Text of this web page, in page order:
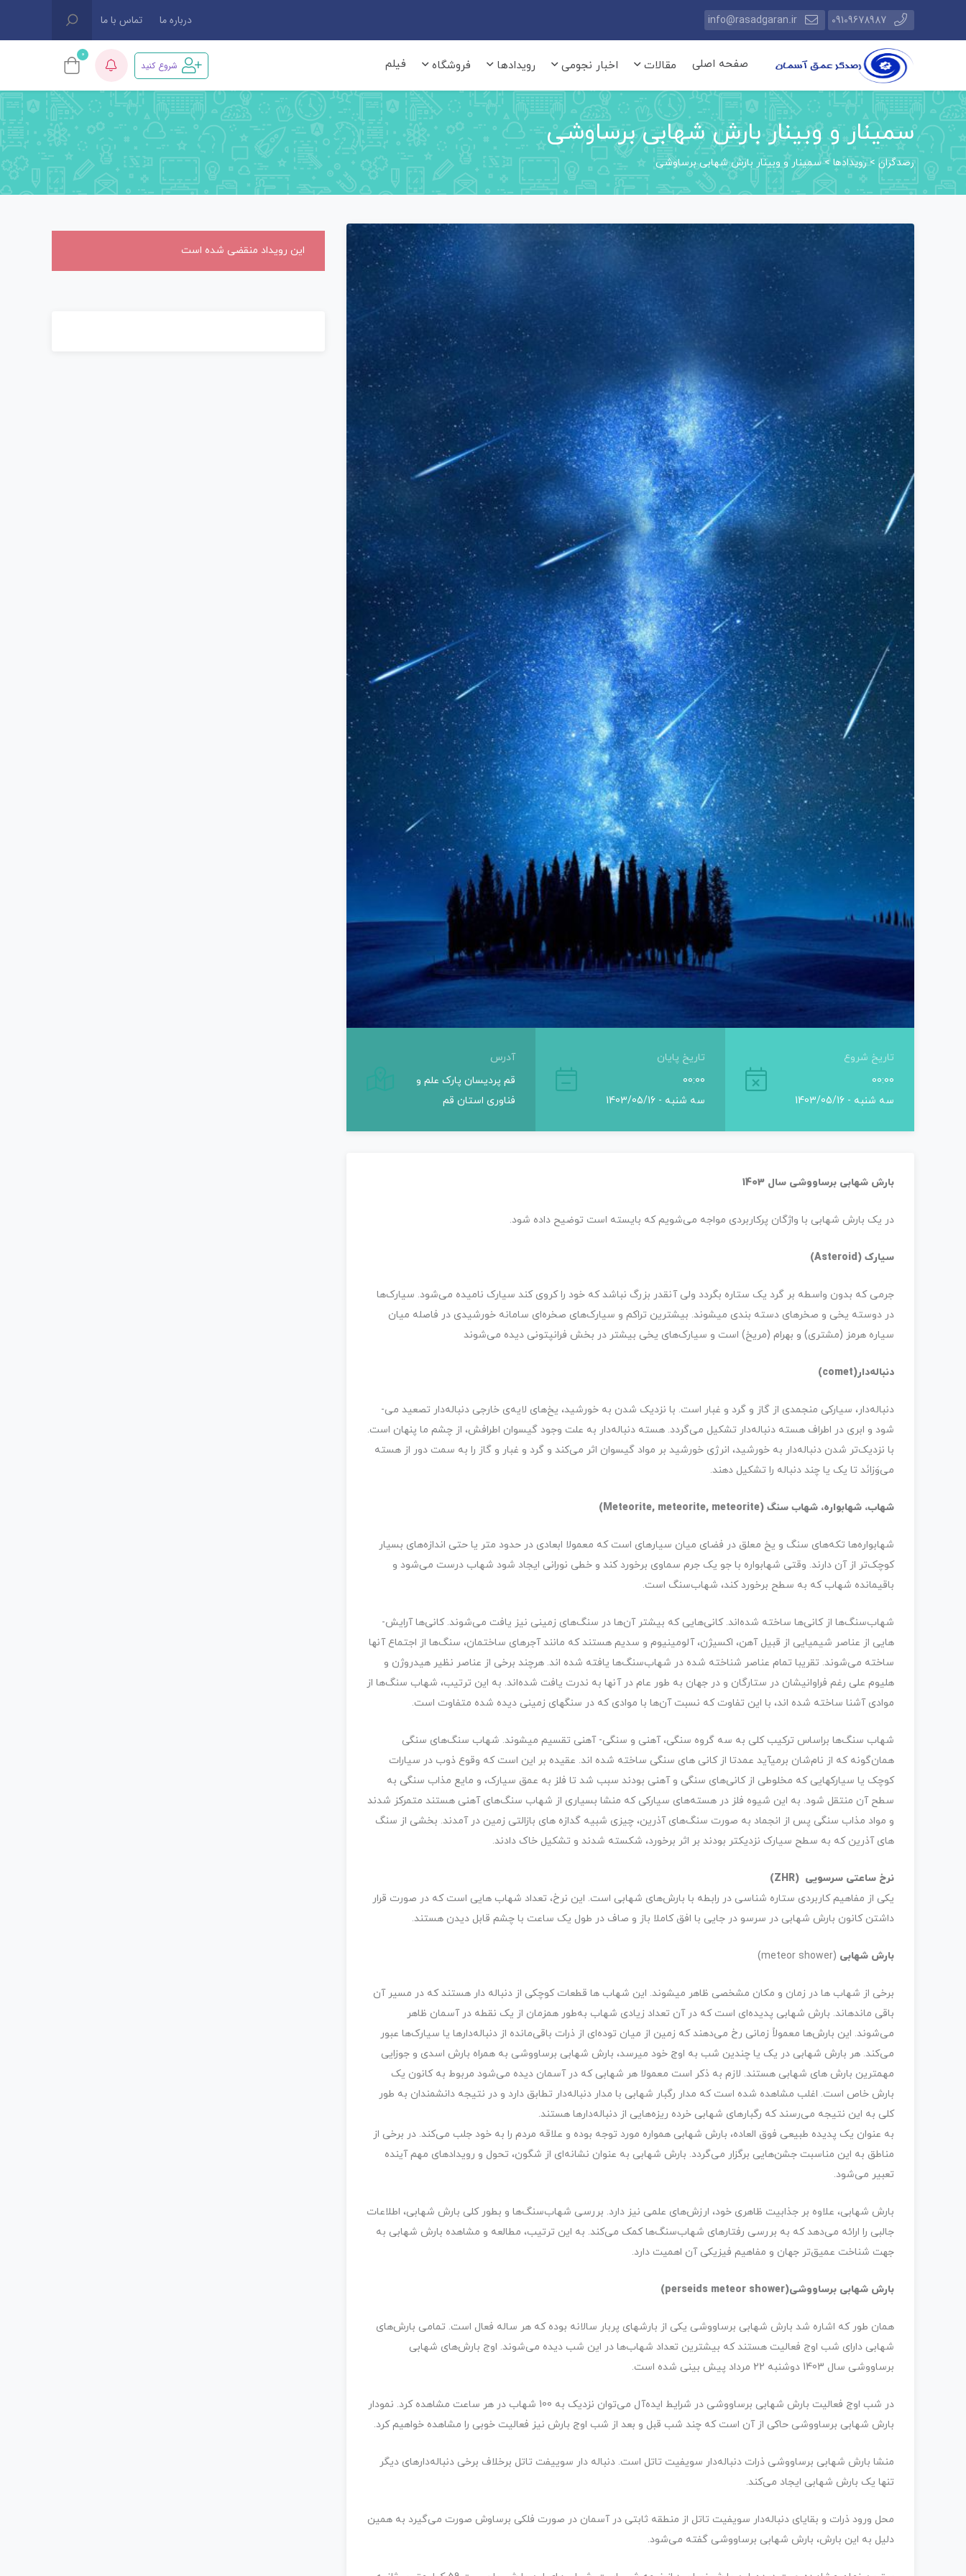
09109678987
info@rasadgaran.ir درباره ما تماس با ما
صفحه اصلی مقالات اخبار نجومی رویدادها فروشگاه فیلم شروع کنید
0
سمینار و وبینار بارش شهابی برساوشی
رصدگران >رویدادها>سمینار و وبینار بارش شهابی برساوشی
تاریخ شروع
00:00
سه شنبه - 1403/05/16
تاریخ پایان
00:00
سه شنبه - 1403/05/16
آدرس
قم پردیسان پارک علم و
فناوری استان قم
بارش شهابی برساووشی سال 1403
در یک بارش شهابی با واژگان پرکاربردی مواجه می‌شویم که بایسته است توضیح داده شود.
سیارک (Asteroid)
جرمی که بدون واسطه بر گرد یک ستاره بگردد ولی آنقدر بزرگ نباشد که خود را کروی کند سیارک نامیده می‌­شود. سیارک­‌ها
در دوسته یخی و صخره­ای دسته بندی می­شوند. بیشترین تراکم و سیارک­‌های صخره‌­ای سامانه خورشیدی در فاصله میان
سیاره هرمز (مشتری) و بهرام (مریخ) است و سیارک‌­های یخی بیشتر در بخش فرانپتونی دیده می‌­شوند
دنباله‌­دار(comet)
دنباله‌­دار، سیارکی منجمدی از گاز و گرد و غبار است. با نزدیک شدن به خورشید، یخ­‌های لایه‌­ی خارجی دنباله‌­دار تصعید می‌­
شود و ابری در اطراف هسته دنباله‌­دار تشکیل می‌­گردد. هسته دنباله‌دار به علت وجود گیسوان اطرافش، از چشم ما پنهان است.
با نزدیک‌تر شدن دنباله‌­دار به خورشید، انرژی خورشید بر مواد گیسوان اثر می‌­کند و گرد و غبار و گاز را به سمت دور از هسته
می­‌وَزانَد تا یک یا چند دنباله را تشکیل دهند.
شهاب، شهابواره، شهاب سنگ (Meteorite, meteorite, meteorite)
شهاب­واره­‌ها تکه­‌های سنگ و یخ معلق در فضای میان سیاره­ای است که معمولا ابعادی در حدود متر یا حتی اندازه­‌های بسیار
کوچک‌تر از آن دارند. وقتی شهاب­واره با جو یک جرم سماوی برخورد کند و خطی نورانی ایجاد شود شهاب درست می‌­شود و
باقیمانده شهاب که به سطح برخورد کند، شهاب‌سنگ است.
شهاب‌سنگ­‌ها از کانی‌ها ساخته شده‌­اند. کانی‌­هایی که بیشتر آن­‌ها در سنگ­‌های زمینی نیز یافت می‌­شوند. کانی‌­ها آرایش‌­
هایی از عناصر شیمیایی از قبیل آهن، اکسیژن، آلومینیوم و سدیم هستند که مانند آجرهای ساختمان، سنگ­‌ها از اجتماع آن­ها
ساخته می‌­شوند. تقریبا تمام عناصر شناخته شده در شهاب‌سنگ‌­ها یافته شده اند. هرچند برخی از عناصر نظیر هیدروژن و
هلیوم علی رغم فراوانی­شان در ستارگان و در جهان به طور عام در آن­ها به ندرت یافت شده‌­اند. به این ترتیب، شهاب سنگ‌­ها از
موادی آشنا ساخته شده اند، با این تفاوت که نسبت آن­‌ها با موادی که در سنگ­های زمینی دیده شده متفاوت است.
شهاب سنگ‌ها براساس ترکیب کلی به سه گروه سنگی، آهنی و سنگی- آهنی تقسیم می­شوند. شهاب سنگ­‌های سنگی
همان‌گونه که از نام‌شان برمی­آید عمدتا از کانی های سنگی ساخته شده اند. عقیده بر این است که وقوع ذوب در سیارات
کوچک یا سیارک­هایی که مخلوطی از کانی‌­های سنگی و آهنی بودند سبب شد تا فلز به عمق سیارک، و مایع مذاب سنگی به
سطح آن منتقل شود. به این شیوه فلز در هسته‌­های سیارکی که منشا بسیاری از شهاب سنگ‌­های آهنی هستند متمرکز شدند
و مواد مذاب سنگی پس از انجماد به صورت سنگ­‌های آذرین، چیزی شبیه گدازه های بازالتی زمین در آمدند. بخشی از سنگ­‌
های آذرین که به سطح سیارک نزدیک­تر بودند بر اثر برخورد، شکسته شدند و تشکیل خاک دادند.
نرخ ساعتی سرسویی (ZHR)
یکی از مفاهیم کاربردی ستاره شناسی در رابطه با بارش‌های شهابی است. این نرخ، تعداد شهاب هایی است که در صورت قرار
داشتن کانون بارش شهابی در سرسو در جایی با افق کاملا باز و صاف در طول یک ساعت با چشم قابل دیدن هستند.
بارش شهابی (meteor shower)
برخی از شهاب ها در زمان و مکان مشخصی ظاهر می­شوند. این شهاب ها قطعات کوچکی از دنباله دار هستند که در مسیر آن
باقی مانده­اند. بارش شهابی پدیده‌ای است که در آن تعداد زیادی شهاب به‌طور همزمان از یک نقطه در آسمان ظاهر
می‌شوند. این بارش‌ها معمولاً زمانی رخ می‌دهند که زمین از میان توده‌ای از ذرات باقی‌مانده از دنباله‌دارها یا سیارک‌ها عبور
می‌کند. هر بارش شهابی در یک یا چندین شب به اوج خود می­رسد، بارش شهابی برساووشی به همراه بارش اسدی و جوزایی
مهم­ترین بارش های شهابی هستند. لازم به ذکر است معمولا هر شهابی که در آسمان دیده می‌­شود مربوط به کانون یک
بارش خاص است. اغلب مشاهده شده است که مدار رگبار شهابی با مدار دنباله‌دار تطابق دارد و در نتیجه دانشمندان به طور
کلی به این نتیجه می‌رسند که رگبارهای شهابی خرده ریزه‌هایی از دنباله‌دارها هستند.
به عنوان یک پدیده طبیعی فوق العاده، بارش شهابی همواره مورد توجه بوده و علاقه مردم را به خود جلب می‌کند. در برخی از
مناطق به این مناسبت جشن‌هایی برگزار می‌گردد. بارش شهابی به عنوان نشانه‌ای از شگون، تحول و رویدادهای مهم آینده
تعبیر می‌شود.
بارش شهابی، علاوه بر جذابیت ظاهری خود، ارزش‌های علمی نیز دارد. بررسی شهاب‌سنگ‌ها و بطور کلی بارش شهابی، اطلاعات
جالبی را ارائه می‌دهد که به بررسی رفتارهای شهاب‌سنگ‌ها کمک می‌کند. به این ترتیب، مطالعه و مشاهده بارش شهابی به
جهت شناخت عمیق‌تر جهان و مفاهیم فیزیکی آن اهمیت دارد.
بارش شهابی برساووشی(perseids meteor shower)
همان طور که اشاره شد بارش شهابی برساووشی یکی از بارش­های پربار سالانه بوده که هر ساله فعال است. تمامی بارش‌های
شهابی دارای شب اوج فعالیت هستند که بیشترین تعداد شهاب‌ها در این شب دیده می‌شوند. اوج بارش‌های شهابی
برساووشی سال 1403 دوشنبه 22 مرداد پیش بینی شده است.
در شب اوج فعالیت بارش شهابی برساووشی در شرایط ایده‌­آل می‌توان نزدیک به 100 شهاب در هر ساعت مشاهده کرد. نمودار
بارش شهابی برساووشی حاکی از آن است که چند شب قبل و بعد از شب اوج بارش نیز فعالیت خوبی را مشاهده خواهیم کرد.
منشا بارش شهابی برساووشی ذرات دنباله‌­دار سویفیت تاتل است. دنباله دار سوییفت تاتل برخلاف برخی دنباله‌دارهای دیگر
تنها یک بارش شهابی ایجاد می‌­کند.
محل ورود ذرات و بقایای دنباله‌دار سویفیت تاتل از منطقه ثابتی در آسمان در صورت فلکی برساوش صورت می­‌گیرد به همین
دلیل به این بارش، بارش شهابی برساووشی گفته می‌­شود.
این رویداد منقضی شده است